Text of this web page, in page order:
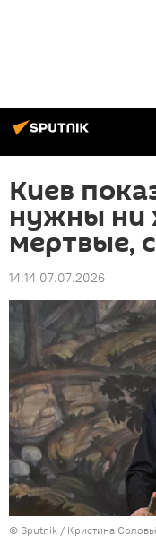
Киев
нужны ни
мертвые,
14:14 07.07.2026
© Sputnik / Кристина